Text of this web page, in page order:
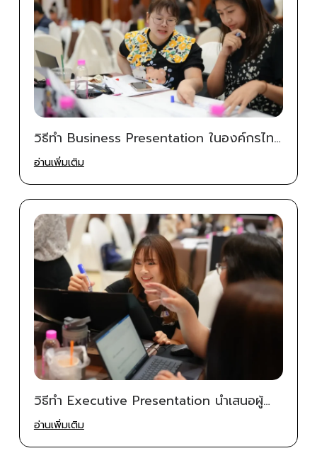
วิธีทำ Business Presentation ในองค์กรไทย
ด้วยเทมเพลตโครงเรื่อง 8 สไลด์ ปี 2026 |
อ่านเพิ่มเติม
วิธีทำ Executive Presentation นำเสนอผู้
บริหารให้ผ่านใน 3 นาที ปี 2026 |
อ่านเพิ่มเติม